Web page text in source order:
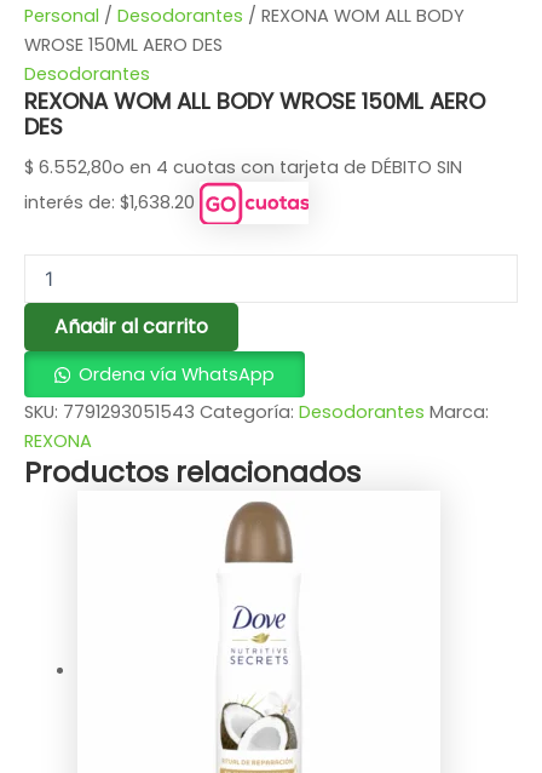
Personal / Desodorantes / REXONA WOM ALL BODY
WROSE 150ML AERO DES
Desodorantes
REXONA WOM ALL BODY WROSE 150ML AERO
DES
$ 6.552,80o en 4 cuotas con tarjeta de DÉBITO SIN
interés de: $1,638.20
Añadir al carrito
Ordena vía WhatsApp
SKU: 7791293051543 Categoría: Desodorantes Marca:
REXONA
Productos relacionados